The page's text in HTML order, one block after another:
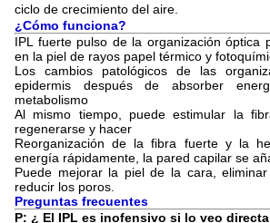
ciclo de crecimiento del aire.
¿Cómo funciona?
IPL fuerte pulso de la organización óptica
en la piel de rayos papel térmico y
Los cambios patológicos de las
epidermis después de absorber
metabolismo
Al mismo tiempo, puede estimular la
regenerarse y hacer
Reorganización de la fibra fuerte y la
energía rápidamente, la pared capilar se
Puede mejorar la piel de la cara,
reducir los poros.
Preguntas frecuentes
P: ¿ El IPL es inofensivo si lo veo